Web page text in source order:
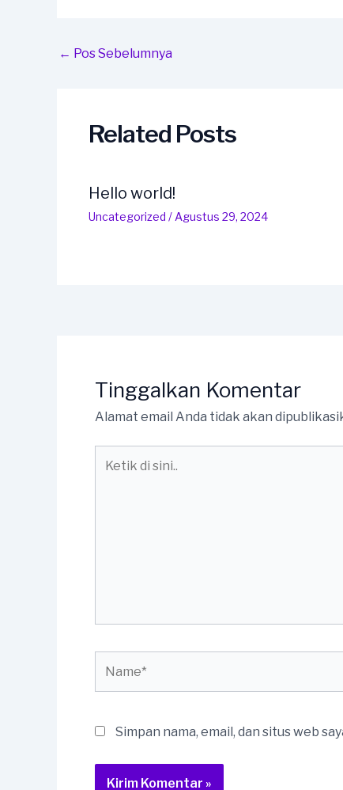
Post
← Pos Sebelumnya
Related Posts
Hello world!
Uncategorized / Agustus 29, 2024
Tinggalkan Komentar
Alamat email Anda tidak akan
Simpan nama, email, dan situs web